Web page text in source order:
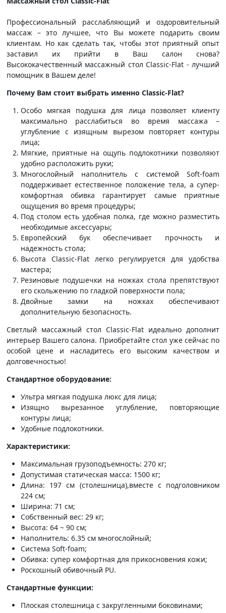
Профессиональный расслабляющий и оздоровительный
массаж – это лучшее, что Вы можете подарить своим
клиентам. Но как сделать так, чтобы этот приятный опыт
заставил их прийти в Ваш салон снова?
Высококачественный массажный стол Classic-Flat - лучший
помощник в Вашем деле!
Почему Вам стоит выбрать именно Classic-Flat?
Особо мягкая подушка для лица позволяет клиенту
максимально расслабиться во время массажа –
углубление с изящным вырезом повторяет контуры
лица;
Мягкие, приятные на ощупь подлокотники позволяют
удобно расположить руки;
Многослойный наполнитель с системой Soft-foam
поддерживает естественное положение тела, а супер-
комфортная обивка гарантирует самые приятные
ощущения во время процедуры;
Под столом есть удобная полка, где можно разместить
необходимые аксессуары;
Европейский бук обеспечивает прочность и
надежность стола;
Высота Classic-Flat легко регулируется для удобства
мастера;
Резиновые подушечки на ножках стола препятствуют
его скольжению по гладкой поверхности пола;
Двойные замки на ножках обеспечивают
дополнительную безопасность.
Светлый массажный стол Classic-Flat идеально дополнит
интерьер Вашего салона. Приобретайте стол уже сейчас по
особой цене и насладитесь его высоким качеством и
долговечностью!
Стандартное оборудование:
Ультра мягкая подушка люкс для лица;
Изящно вырезанное углубление, повторяющие
контуры лица;
Удобные подлокотники.
Характеристики:
Максимальная грузоподъемность: 270 кг;
Допустимая статическая масса: 1500 кг;
Длина: 197 см (столешница),вместе с подголовником
224 см;
Ширина: 71 см;
Собственный вес: 29 кг;
Высота: 64 ~ 90 см;
Наполнитель: 6.35 см многослойный;
Система Soft-foam;
Обивка: супер комфортная для прикосновения кожи;
Роскошный обивочный PU.
Стандартные функции:
Плоская столешница с закругленными боковинами;